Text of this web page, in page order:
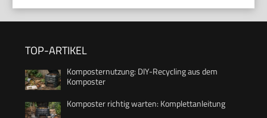
TOP-ARTIKEL
Komposternutzung: DIY-Recycling aus dem
Komposter
Komposter richtig warten: Komplettanleitung